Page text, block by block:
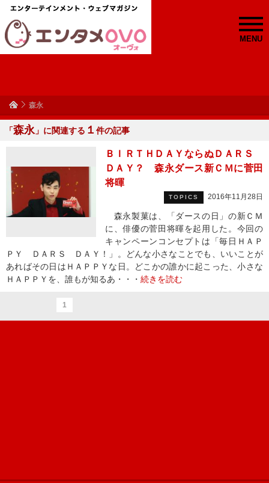
MENU
森永
「森永 」に関連する １ 件の記事
ＢＩＲＴＨＤＡＹならぬＤＡＲＳ
ＤＡＹ？ 森永ダース新ＣＭに菅田
将暉
TOPICS 2016年11月28日
森永製菓は、「ダースの日」の新ＣＭ
に、俳優の菅田将暉を起用した。今回の
キャンペーンコンセプトは「毎日ＨＡＰ
ＰＹ ＤＡＲＳ ＤＡＹ！」。どんな小さなことでも、いいことが
あればその日はＨＡＰＰＹな日。どこかの誰かに起こった、小さな
ＨＡＰＰＹを、誰もが知るあ・・・ 続きを読む
1